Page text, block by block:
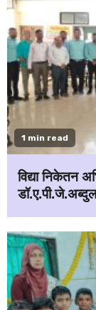
1 min read
विद्या निकेतन
डॉ.ए.पी.जे.अब्दुल